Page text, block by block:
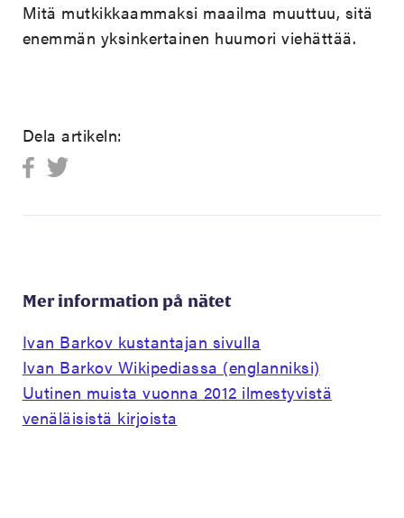
Mitä mutkikkaammaksi maailma muuttuu, sitä
enemmän yksinkertainen huumori viehättää.
Dela artikeln:
Mer information på nätet
Ivan Barkov kustantajan sivulla
Ivan Barkov Wikipediassa (englanniksi)
Uutinen muista vuonna 2012 ilmestyvistä
venäläisistä kirjoista